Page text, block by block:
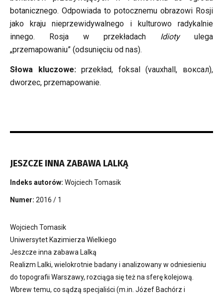
botanicznego. Odpowiada to potocznemu obrazowi Rosji
jako kraju nieprzewidywalnego i kulturowo radykalnie
innego. Rosja w przekładach Idioty ulega
„przemapowaniu” (odsunięciu od nas).
Słowa kluczowe:przekład, foksal (vauxhall, воксал),
dworzec, przemapowanie.
JESZCZE INNA ZABAWA LALKĄ
Indeks autorów: Wojciech Tomasik
Numer: 2016 / 1
Wojciech Tomasik
Uniwersytet Kazimierza Wielkiego
Jeszcze inna zabawa Lalką
Realizm Lalki, wielokrotnie badany i analizowany w odniesieniu
do topografii Warszawy, rozciąga się też na sferę kolejową.
Wbrew temu, co sądzą specjaliści (m.in. Józef Bachórz i